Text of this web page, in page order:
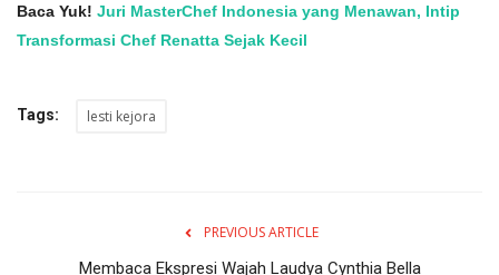
Baca Yuk! Juri MasterChef Indonesia yang Menawan, Intip
Transformasi Chef Renatta Sejak Kecil
Tags: lesti kejora
PREVIOUS ARTICLE
Membaca Ekspresi Wajah Laudya Cynthia Bella